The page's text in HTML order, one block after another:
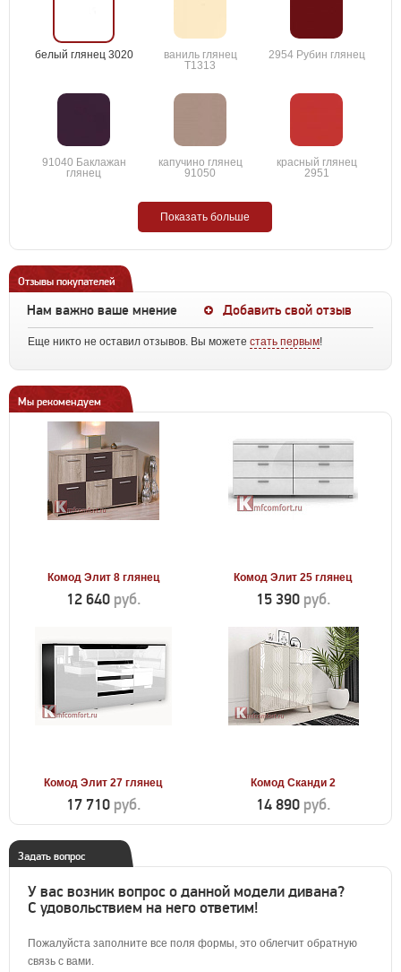
белый глянец 3020
ваниль глянец
T1313
2954 Рубин глянец
91040 Баклажан
глянец
капучино глянец
91050
красный глянец
2951
Показать больше
Отзывы покупателей
Нам важно ваше мнение Добавить свой отзыв
Еще никто не оставил отзывов. Вы можете стать первым!
Мы рекомендуем
Комод Элит 8 глянец
12 640 руб.
Комод Элит 25 глянец
15 390 руб.
Комод Элит 27 глянец
17 710 руб.
Комод Сканди 2
14 890 руб.
Задать вопрос
У вас возник вопрос о данной модели дивана?
С удовольствием на него ответим!
Пожалуйста заполните все поля формы, это облегчит обратную
связь с вами.